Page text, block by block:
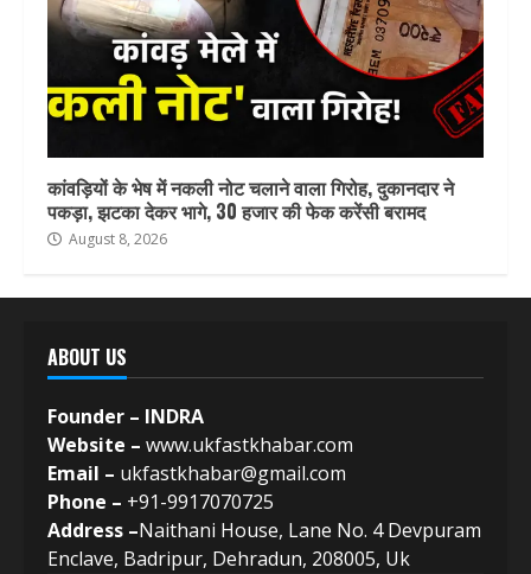
कांवड़ियों के भेष में नकली नोट चलाने वाला गिरोह, दुकानदार ने
पकड़ा, झटका देकर भागे, 30 हजार की फेक करेंसी बरामद
August 8, 2026
ABOUT US
Founder – INDRA
Website – www.ukfastkhabar.com
Email – ukfastkhabar@gmail.com
Phone – +91-9917070725
Address –Naithani House, Lane No. 4 Devpuram
Enclave, Badripur, Dehradun, 208005, Uk